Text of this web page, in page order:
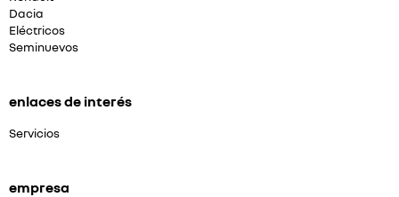
Dacia
Eléctricos
Seminuevos
enlaces de interés
Servicios
empresa